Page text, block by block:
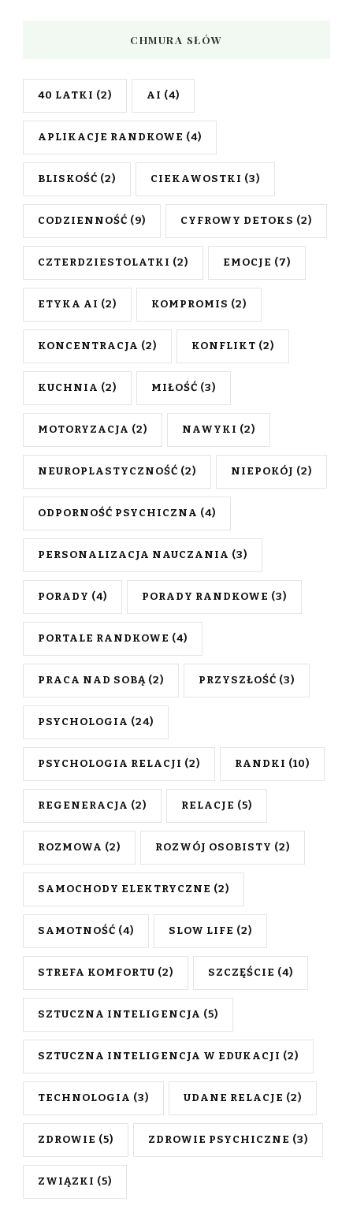
CHMURA SŁÓW
40 LATKI (2) AI (4)
APLIKACJE RANDKOWE (4)
BLISKOŚĆ (2) CIEKAWOSTKI (3)
CODZIENNOŚĆ (9) CYFROWY DETOKS (2)
CZTERDZIESTOLATKI (2) EMOCJE (7)
ETYKA AI (2) KOMPROMIS (2)
KONCENTRACJA (2) KONFLIKT (2)
KUCHNIA (2) MIŁOŚĆ (3)
MOTORYZACJA (2) NAWYKI (2)
NEUROPLASTYCZNOŚĆ (2) NIEPOKÓJ (2)
ODPORNOŚĆ PSYCHICZNA (4)
PERSONALIZACJA NAUCZANIA (3)
PORADY (4) PORADY RANDKOWE (3)
PORTALE RANDKOWE (4)
PRACA NAD SOBĄ (2) PRZYSZŁOŚĆ (3)
PSYCHOLOGIA (24)
PSYCHOLOGIA RELACJI (2) RANDKI (10)
REGENERACJA (2) RELACJE (5)
ROZMOWA (2) ROZWÓJ OSOBISTY (2)
SAMOCHODY ELEKTRYCZNE (2)
SAMOTNOŚĆ (4) SLOW LIFE (2)
STREFA KOMFORTU (2) SZCZĘŚCIE (4)
SZTUCZNA INTELIGENCJA (5)
SZTUCZNA INTELIGENCJA W EDUKACJI (2)
TECHNOLOGIA (3) UDANE RELACJE (2)
ZDROWIE (5) ZDROWIE PSYCHICZNE (3)
ZWIĄZKI (5)